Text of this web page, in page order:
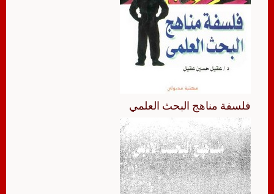
فلسفة مناهج البحث العلمي